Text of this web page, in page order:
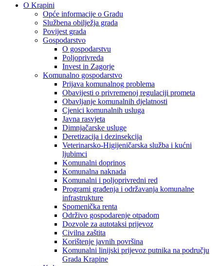
O Krapini
Opće informacije o Gradu
Službena obilježja grada
Povijest grada
Gospodarstvo
O gospodarstvu
Poljoprivreda
Invest in Zagorje
Komunalno gospodarstvo
Prijava komunalnog problema
Obavijesti o privremenoj regulaciji prometa
Obavljanje komunalnih djelatnosti
Cjenici komunalnih usluga
Javna rasvjeta
Dimnjačarske usluge
Deretizacija i dezinsekcija
Veterinarsko-Higijeničarska služba i kućni
ljubimci
Komunalni doprinos
Komunalna naknada
Komunalni i poljoprivredni red
Programi građenja i održavanja komunalne
infrastrukture
Spomenička renta
Održivo gospodarenje otpadom
Dozvole za autotaksi prijevoz
Civilna zaštita
Korištenje javnih površina
Komunalni linijski prijevoz putnika na području
Grada Krapine